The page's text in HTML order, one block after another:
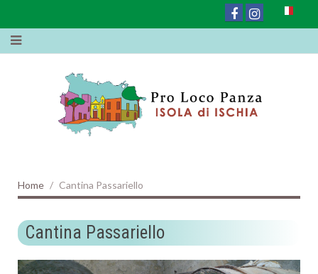
Home Cantina Passariello
Cantina Passariello